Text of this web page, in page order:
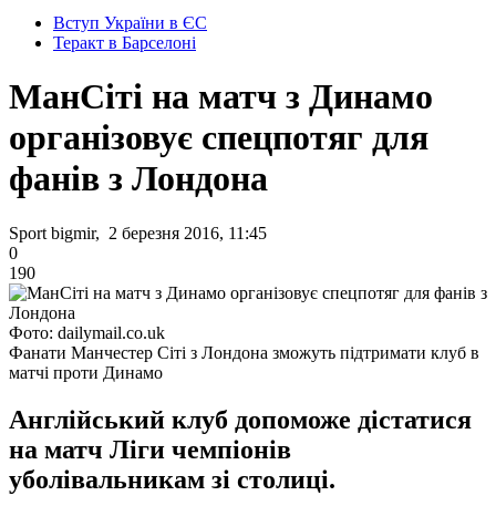
Вступ України в ЄС
Теракт в Барселоні
МанСіті на матч з Динамо
організовує спецпотяг для
фанів з Лондона
Sport bigmir, 2 березня 2016, 11:45
0
190
Фото: dailymail.co.uk
Фанати Манчестер Сіті з Лондона зможуть підтримати клуб в
матчі проти Динамо
Англійський клуб допоможе дістатися
на матч Ліги чемпіонів
уболівальникам зі столиці.